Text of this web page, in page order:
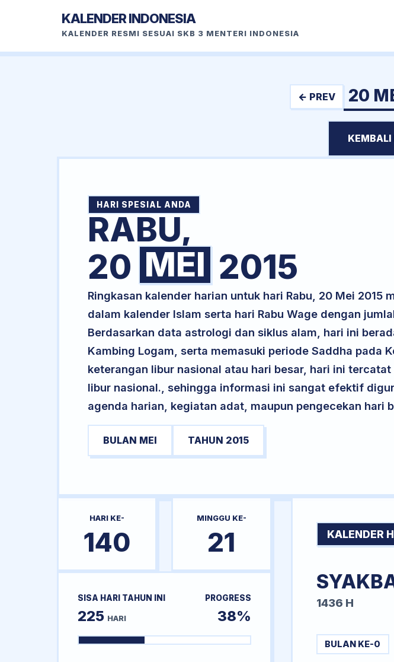
KALENDER INDONESIA
KALENDER RESMI SESUAI SKB 3 MENTERI INDONESIA
← PREV 20
KEMBALI
HARI SPESIAL ANDA
RABU,
20 MEI 2015
Ringkasan kalender harian untuk hari Rabu, 20 Mei 2015
dalam kalender Islam serta hari Rabu Wage dengan
Berdasarkan data astrologi dan siklus alam, hari ini
Kambing Logam, serta memasuki periode Saddha pada
keterangan libur nasional atau hari besar, hari ini
libur nasional., sehingga informasi ini sangat efektif
agenda harian, kegiatan adat, maupun pengecekan hari
BULAN MEI TAHUN 2015
HARI KE-
140
MINGGU KE-
21
SISA HARI TAHUN INI
225 HARI
PROGRESS
38%
KALENDER
1436 H
BULAN KE-0